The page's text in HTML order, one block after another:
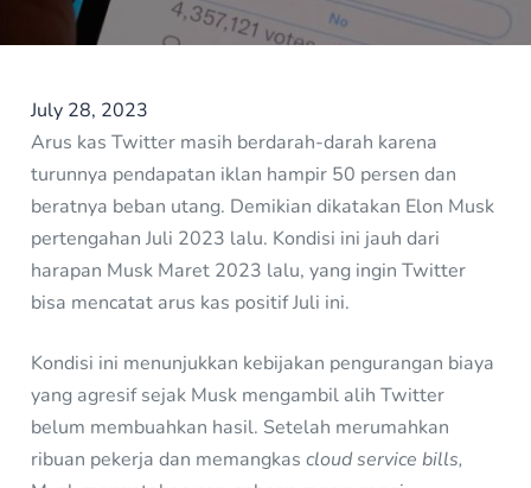
July 28, 2023
Arus kas Twitter masih berdarah-darah karena
turunnya pendapatan iklan hampir 50 persen dan
beratnya beban utang. Demikian dikatakan Elon Musk
pertengahan Juli 2023 lalu. Kondisi ini jauh dari
harapan Musk Maret 2023 lalu, yang ingin Twitter
bisa mencatat arus kas positif Juli ini.
Kondisi ini menunjukkan kebijakan pengurangan biaya
yang agresif sejak Musk mengambil alih Twitter
belum membuahkan hasil. Setelah merumahkan
ribuan pekerja dan memangkascloud service bills,